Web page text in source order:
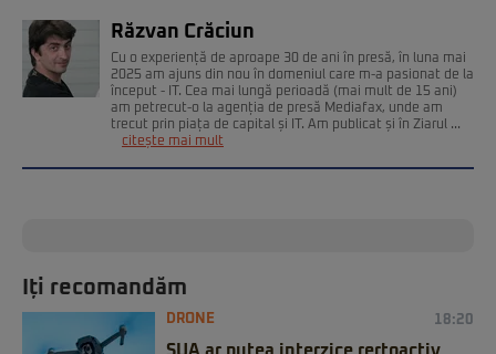
Răzvan Crăciun
Cu o experiență de aproape 30 de ani în presă, în luna mai
2025 am ajuns din nou în domeniul care m-a pasionat de la
început - IT. Cea mai lungă perioadă (mai mult de 15 ani)
am petrecut-o la agenția de presă Mediafax, unde am
trecut prin piața de capital și IT. Am publicat și în Ziarul ...
citește mai mult
Iți recomandăm
DRONE 18:20